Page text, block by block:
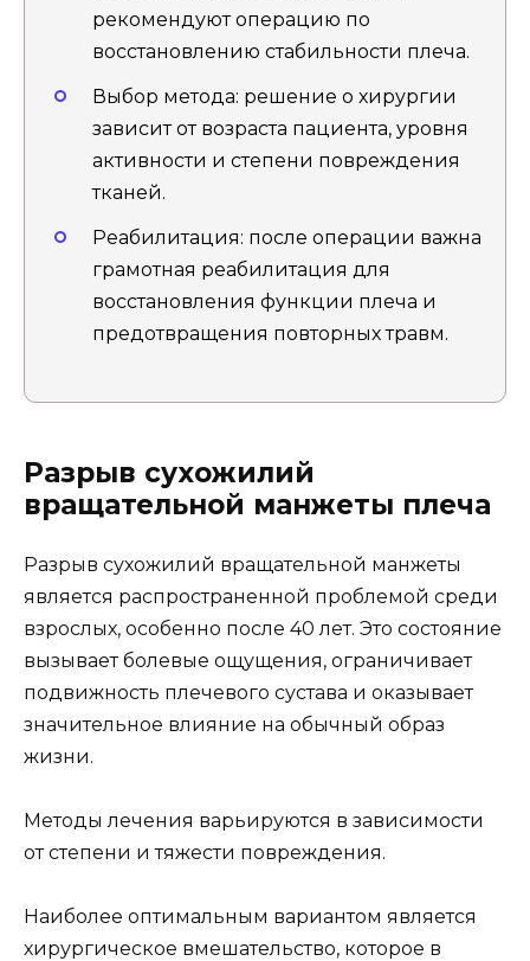
рекомендуют операцию по
восстановлению стабильности плеча.
Выбор метода: решение о хирургии
зависит от возраста пациента, уровня
активности и степени повреждения
тканей.
Реабилитация: после операции важна
грамотная реабилитация для
восстановления функции плеча и
предотвращения повторных травм.
Разрыв сухожилий
вращательной манжеты плеча
Разрыв сухожилий вращательной манжеты
является распространенной проблемой среди
взрослых, особенно после 40 лет. Это состояние
вызывает болевые ощущения, ограничивает
подвижность плечевого сустава и оказывает
значительное влияние на обычный образ
жизни.
Методы лечения варьируются в зависимости
от степени и тяжести повреждения.
Наиболее оптимальным вариантом является
хирургическое вмешательство, которое в